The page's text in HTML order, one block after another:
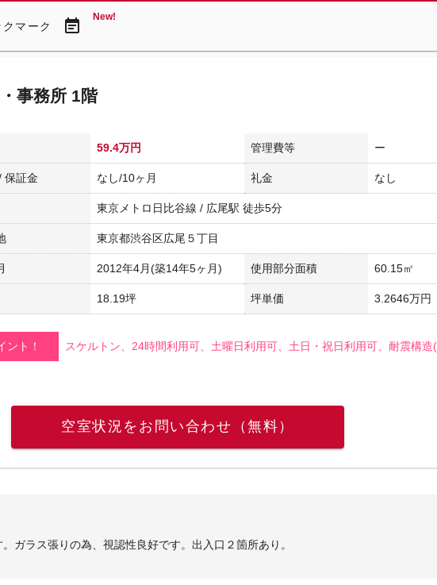
クマーク event_note New!
事務所 1階
59.4万円 管理費等 ー
保証金 なし/10ヶ月 礼金 なし
東京メトロ日比谷線 / 広尾駅 徒歩5分
東京都渋谷区広尾５丁目
2012年4月(築14年5ヶ月) 使用部分面積 60.15㎡
18.19坪 坪単価 3.2646万円
ント！ スケルトン、24時間利用可、土曜日利用可、土日・祝日利用可、耐震構造
空室状況をお問い合わせ（無料）
ガラス張りの為、視認性良好です。出入口２箇所あり。